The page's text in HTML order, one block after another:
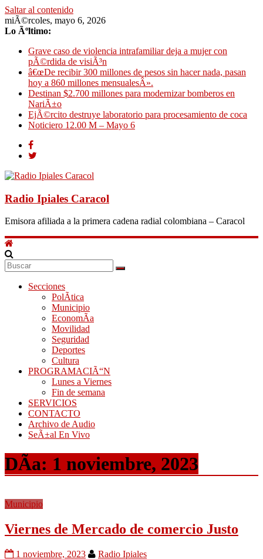
Saltar al contenido
miÃ©rcoles, mayo 6, 2026
Lo Ãºltimo:
Grave caso de violencia intrafamiliar deja a mujer con
pÃ©rdida de visiÃ³n
â€œDe recibir 300 millones de pesos sin hacer nada, pasan
hoy a 860 millones mensualesÂ».
Destinan $2.700 millones para modernizar bomberos en
NariÃ±o
EjÃ©rcito destruye laboratorio para procesamiento de coca
Noticiero 12.00 M – Mayo 6
Radio Ipiales Caracol
Emisora afiliada a la primera cadena radial colombiana – Caracol
Secciones
PolÃ­tica
Municipio
EconomÃ­a
Movilidad
Seguridad
Deportes
Cultura
PROGRAMACIÃ“N
Lunes a Viernes
Fin de semana
SERVICIOS
CONTACTO
Archivo de Audio
SeÃ±al En Vivo
DÃ­a: 1 noviembre, 2023
Municipio
Viernes de Mercado de comercio Justo
1 noviembre, 2023
Radio Ipiales